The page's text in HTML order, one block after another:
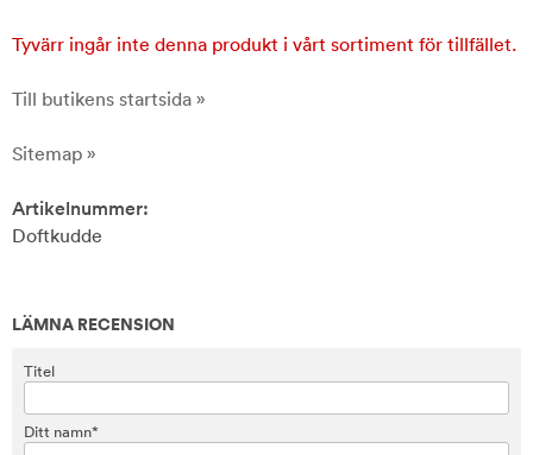
Tyvärr ingår inte denna produkt i vårt sortiment för tillfället.
Till butikens startsida »
Sitemap »
Artikelnummer:
Doftkudde
LÄMNA RECENSION
Titel
Ditt namn*